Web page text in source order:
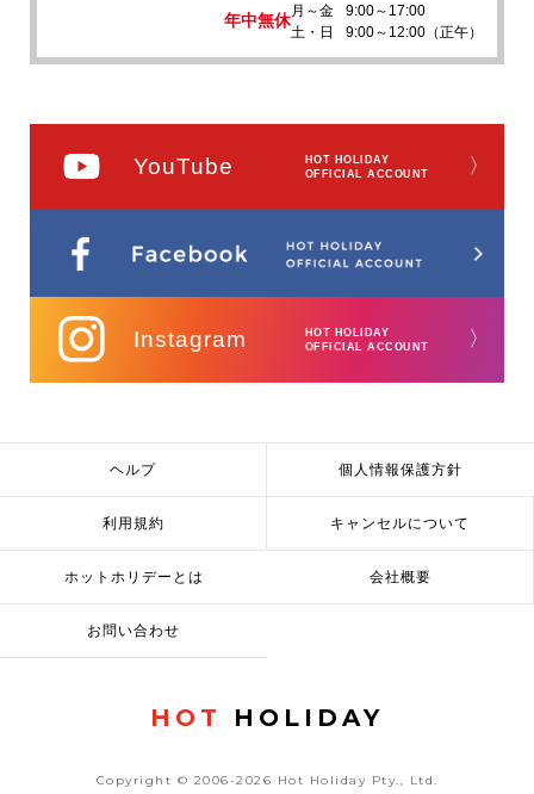
年中無休
月～金
9:00～17:00
土・日
9:00～12:00（正午）
YouTube
HOT HOLIDAY
OFFICIAL ACCOUNT
〉
Instagram
HOT HOLIDAY
OFFICIAL ACCOUNT
〉
ヘルプ 個人情報保護方針
利用規約 キャンセルについて
ホットホリデーとは 会社概要
お問い合わせ
HOT HOLIDAY
Copyright © 2006-2026 Hot Holiday Pty., Ltd.